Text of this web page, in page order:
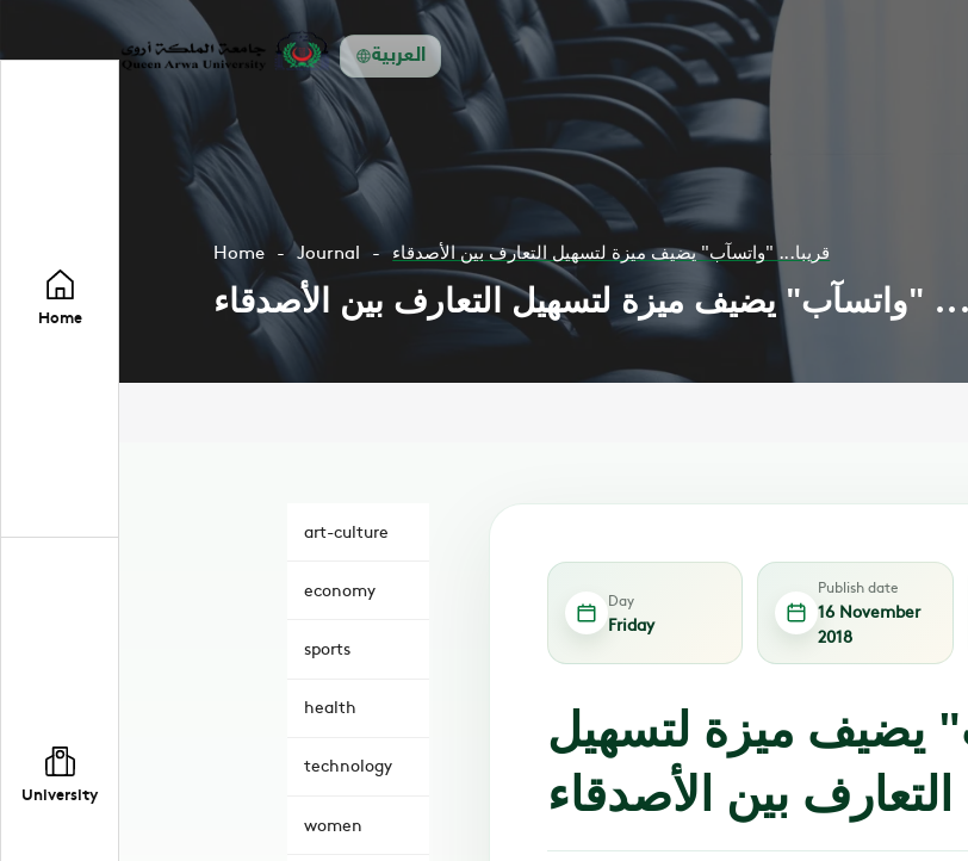
العربية
Home
University
Home Journal قريبا... "واتسآب" يضيف ميزة لتسهيل التعارف بين الأصدقاء
"واتسآب" يضيف ميزة لتسهيل التعارف بين الأصدقاء
art-culture
economy
sports
health
technology
women
Day
Friday
Publish date
16 November
2018
يضيف ميزة لتسهيل
التعارف بين الأصدقاء